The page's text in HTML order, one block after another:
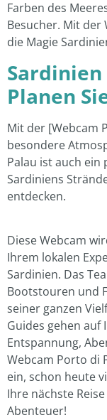
Farben des
Besucher. Mit der
die Magie
Planen
Mit der [Webcam
besondere
Palau ist auch ein
Sardiniens
entdecken.
Diese Webcam
Ihrem lokalen
Sardinien. Das
Bootstouren und
seiner ganzen
Guides gehen auf
Entspannung,
Webcam Porto di
ein, schon heute
Ihre nächste
Abenteuer!